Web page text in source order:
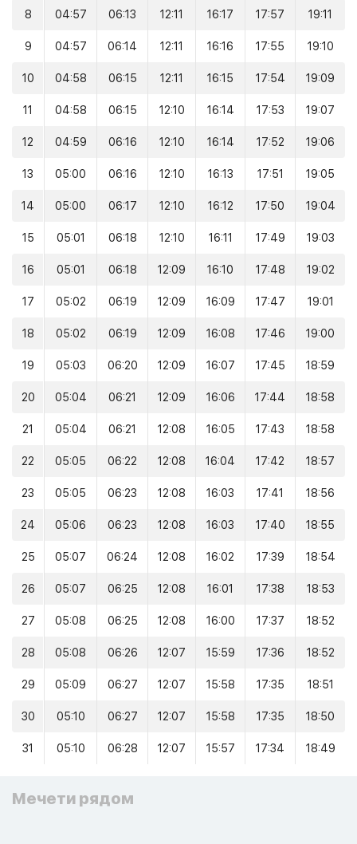
8 04:57 06:13 12:11 16:17 17:57 19:11
9 04:57 06:14 12:11 16:16 17:55 19:10
10 04:58 06:15 12:11 16:15 17:54 19:09
11 04:58 06:15 12:10 16:14 17:53 19:07
12 04:59 06:16 12:10 16:14 17:52 19:06
13 05:00 06:16 12:10 16:13 17:51 19:05
14 05:00 06:17 12:10 16:12 17:50 19:04
15 05:01 06:18 12:10 16:11 17:49 19:03
16 05:01 06:18 12:09 16:10 17:48 19:02
17 05:02 06:19 12:09 16:09 17:47 19:01
18 05:02 06:19 12:09 16:08 17:46 19:00
19 05:03 06:20 12:09 16:07 17:45 18:59
20 05:04 06:21 12:09 16:06 17:44 18:58
21 05:04 06:21 12:08 16:05 17:43 18:58
22 05:05 06:22 12:08 16:04 17:42 18:57
23 05:05 06:23 12:08 16:03 17:41 18:56
24 05:06 06:23 12:08 16:03 17:40 18:55
25 05:07 06:24 12:08 16:02 17:39 18:54
26 05:07 06:25 12:08 16:01 17:38 18:53
27 05:08 06:25 12:08 16:00 17:37 18:52
28 05:08 06:26 12:07 15:59 17:36 18:52
29 05:09 06:27 12:07 15:58 17:35 18:51
30 05:10 06:27 12:07 15:58 17:35 18:50
31 05:10 06:28 12:07 15:57 17:34 18:49
Мечети рядом